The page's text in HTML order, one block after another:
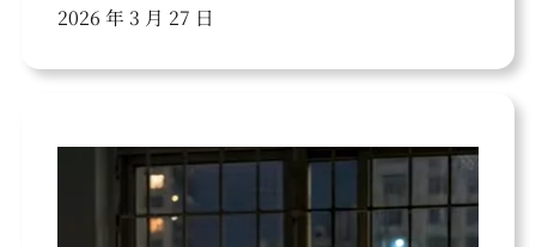
2026 年 3 月 27 日